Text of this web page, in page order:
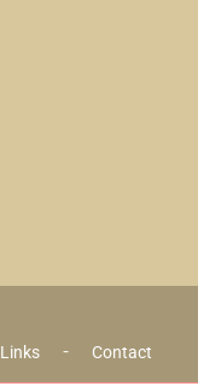
Links - Contact